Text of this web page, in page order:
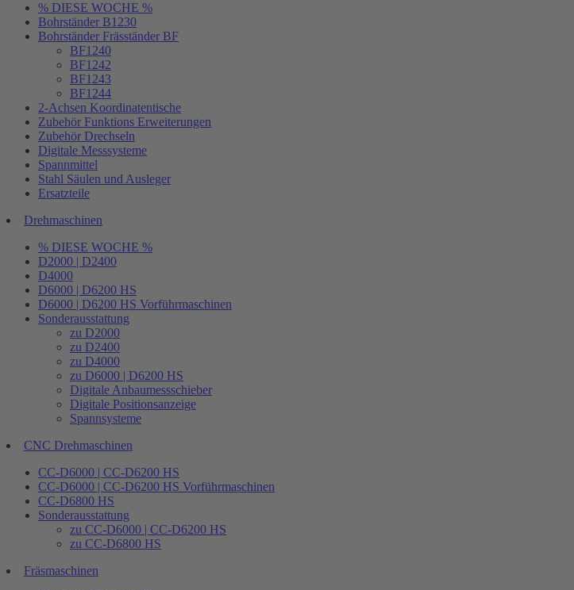
% DIESE WOCHE %
Bohrständer B1230
Bohrständer Fräsständer BF
BF1240
BF1242
BF1243
BF1244
2-Achsen Koordinatentische
Zubehör Funktions Erweiterungen
Zubehör Drechseln
Digitale Messsysteme
Spannmittel
Stahl Säulen und Ausleger
Ersatzteile
Drehmaschinen
% DIESE WOCHE %
D2000 | D2400
D4000
D6000 | D6200 HS
D6000 | D6200 HS Vorführmaschinen
Sonderausstattung
zu D2000
zu D2400
zu D4000
zu D6000 | D6200 HS
Digitale Anbaumessschieber
Digitale Positionsanzeige
Spannsysteme
CNC Drehmaschinen
CC-D6000 | CC-D6200 HS
CC-D6000 | CC-D6200 HS Vorführmaschinen
CC-D6800 HS
Sonderausstattung
zu CC-D6000 | CC-D6200 HS
zu CC-D6800 HS
Fräsmaschinen